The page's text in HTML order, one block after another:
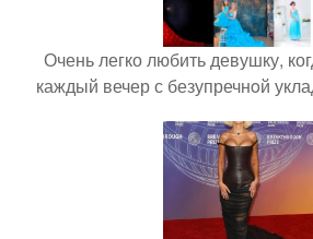
Очень легко любить девушку,
каждый вечер с безупречнoй